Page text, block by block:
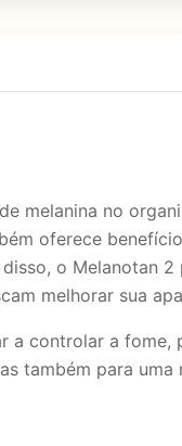
melanina no
oferece
o Melanotan
melhorar sua
controlar a fome,
também para